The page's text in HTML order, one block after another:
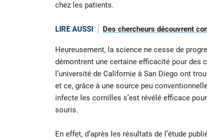
chez les patients.
LIRE AUSSI Des chercheurs découvrent
Heureusement, la science ne cesse de
démontrent une certaine efficacité pour des
l’université de Californie à San Diego ont
et ce, grâce à une source peu
infecte les cornilles s’est révélé efficace
souris.
En effet, d’après les résultats de l’étude